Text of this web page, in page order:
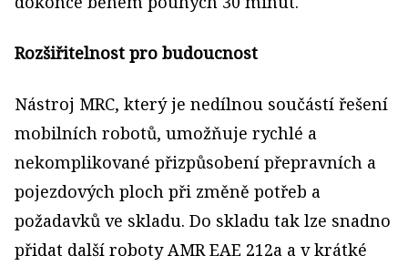
Rozšiřitelnost pro budoucnost
Nástroj MRC, který je nedílnou součástí řešení
mobilních robotů, umožňuje rychlé a
nekomplikované přizpůsobení přepravních a
pojezdových ploch při změně potřeb a
požadavků ve skladu. Do skladu tak lze snadno
přidat další roboty AMR EAE 212a a v krátké